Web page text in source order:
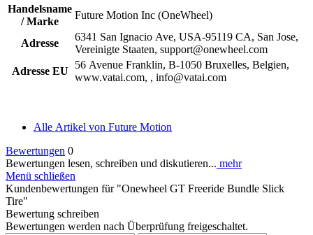
Handelsname
/ Marke
Future Motion Inc (OneWheel)
Adresse
6341 San Ignacio Ave, USA-95119 CA, San Jose,
Vereinigte Staaten, support@onewheel.com
Adresse EU
56 Avenue Franklin, B-1050 Bruxelles, Belgien,
www.vatai.com, , info@vatai.com
Alle Artikel von Future Motion
Bewertungen 0
Bewertungen lesen, schreiben und diskutieren... mehr
Menü schließen
Kundenbewertungen für "Onewheel GT Freeride Bundle Slick
Tire"
Bewertung schreiben
Bewertungen werden nach Überprüfung freigeschaltet.